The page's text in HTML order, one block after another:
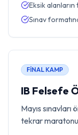
Eksik
Sınav
FİNAL KAMP
IB Felsefe
Mayıs
tekrar